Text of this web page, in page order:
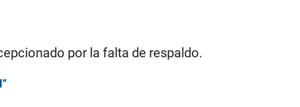
por la falta de respaldo.